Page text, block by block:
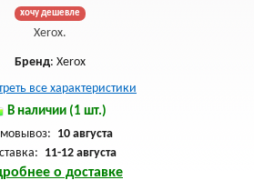
хочу дешевле
Xerox.
Бренд: Xerox
все характеристики
В наличии (1 шт.)
10 августа
11-12 августа
о доставке